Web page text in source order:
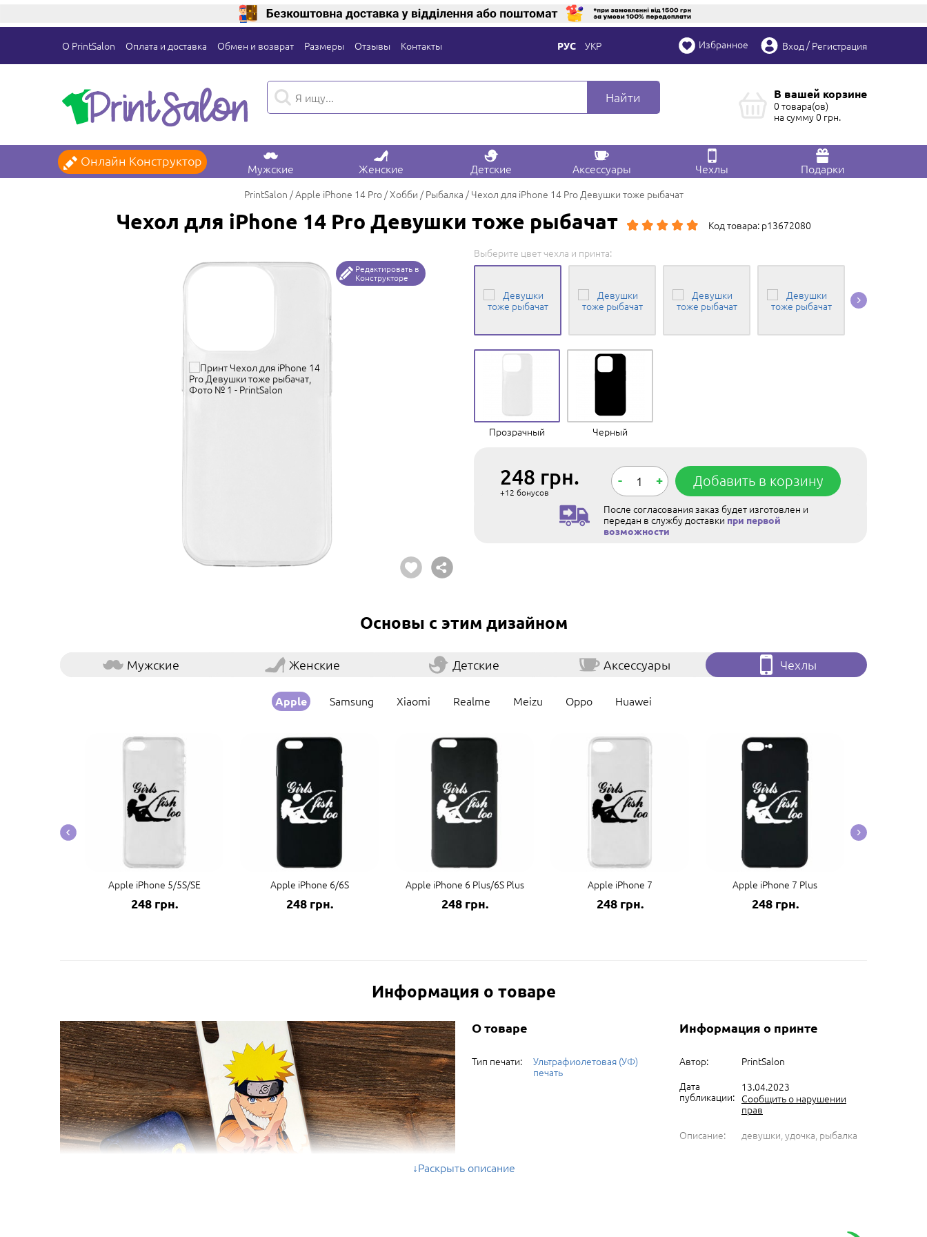
О PrintSalon Оплата и доставка Обмен и возврат Размеры Отзывы Контакты РУС УКР Избранное Вход /Регистрация
Найти В вашей корзине
0 товара(ов)
на сумму0 грн.
Онлайн Конструктор
Мужские Женские Детские Аксессуары Чехлы Подарки
PrintSalon Apple iPhone 14 Pro Хобби Рыбалка Чехол для iPhone 14 Pro Девушки тоже рыбачат
Чехол для iPhone 14 Pro Девушки тоже рыбачат Код товара: p13672080
Редактировать в
Конструкторе
Выберите цвет чехла и принта:
Прозрачный Черный
248 грн.
+12 бонусов
- + Добавить в корзину
После согласования заказ будет изготовлен и
передан в службу доставки при первой
возможности
Основы с этим дизайном
Мужские Женские Детские Аксессуары Чехлы
Apple Samsung Xiaomi Realme Meizu Oppo Huawei
Apple iPhone 5/5S/SE
248 грн.
Apple iPhone 6/6S
248 грн.
Apple iPhone 6 Plus/6S Plus
248 грн.
Apple iPhone 7
248 грн.
Apple iPhone 7 Plus
248 грн.
Информация о товаре
О товаре
Тип печати:
Ультрафиолетовая (УФ)
печать
Информация о принте
Автор:
PrintSalon
Дата
публикации:
13.04.2023
Сообщить о нарушении
прав
Описание:
девушки, удочка, рыбалка
Раскрыть описание